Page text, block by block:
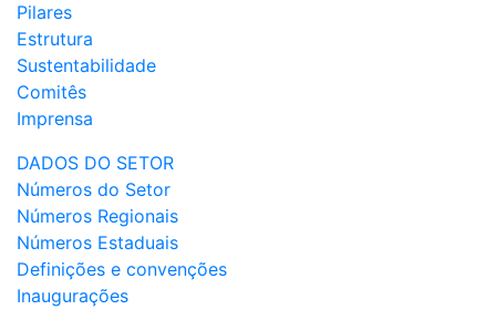
Pilares
Estrutura
Sustentabilidade
Comitês
Imprensa
DADOS DO SETOR
Números do Setor
Números Regionais
Números Estaduais
Definições e convenções
Inaugurações